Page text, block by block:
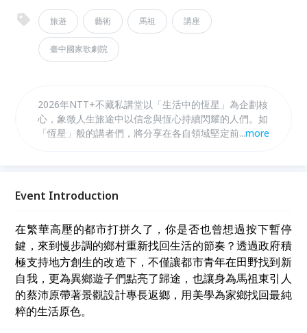
旅遊 藝術 馬祖 講座
臺中國家歌劇院
2026年NTT+不藏私講堂以「生活中的恆星」為企劃核
心，象徵人生旅途中以信念與恆心持續閃耀的人們。如
「恆星」般的講者們，將分享在各自領域堅定前行的故
相遇，為生命注入嶄新的能量與視野。
...more
Event Introduction
在繁華高壓的都市打拼久了，你是否也曾想過按下暫停
鍵，來到慢步調的鄉村重新找回生活的節奏？透過政府積
極支持地方創生的改造下，不僅讓都市青年在田野找到新
自我，更為異鄉遊子們點亮了歸途，也讓身為馬祖東引人
的蔡沛原帶著景觀設計專長返鄉，用美學為家鄉找回最純
粹的生活原色。